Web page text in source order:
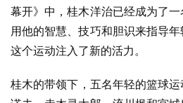
幕开》中，桂木洋治已经成为了
用他的智慧、技巧和胆识来指导
这个运动注入了新的活力。
桂木的带领下，五名年轻的篮球